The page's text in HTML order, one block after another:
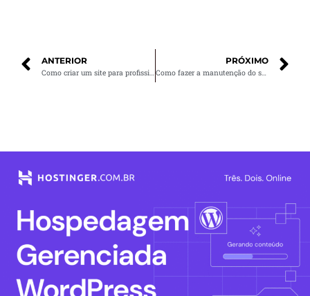
ANTERIOR PRÓXIMO
Como fazer a manutenção do seu site e evitar problemas técnicos